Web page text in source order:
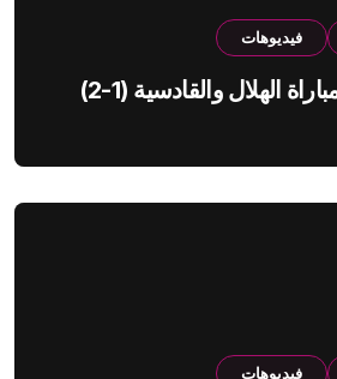
فيديوهات
بالفيديو | ملخص مباراة الهلال والقادسية (1-2)
فيديوهات